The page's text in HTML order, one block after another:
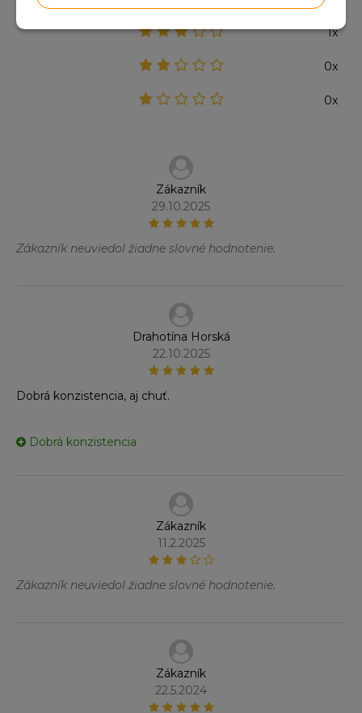
1x
0x
0x
Zákazník
29.10.2025
Zákazník neuviedol žiadne slovné hodnotenie.
Drahotína Horská
22.10.2025
Dobrá konzistencia, aj chuť.
Dobrá konzistencia
Zákazník
11.2.2025
Zákazník neuviedol žiadne slovné hodnotenie.
Zákazník
22.5.2024